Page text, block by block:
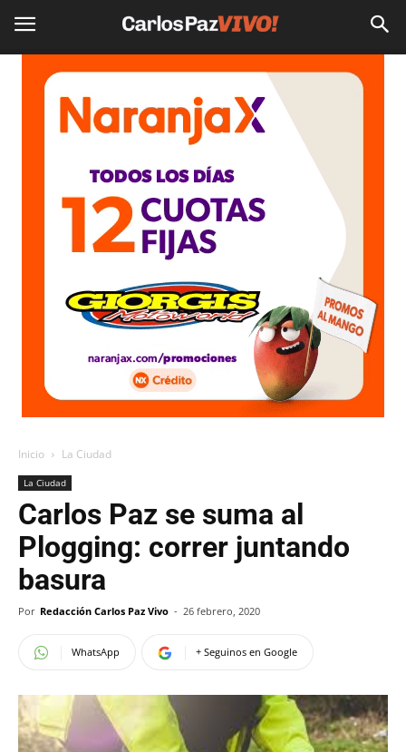
Inicio La Ciudad
La Ciudad
Carlos Paz se suma al
Plogging: correr juntando
basura
Por Redacción Carlos Paz Vivo - 26 febrero, 2020
WhatsApp + Seguinos en Google